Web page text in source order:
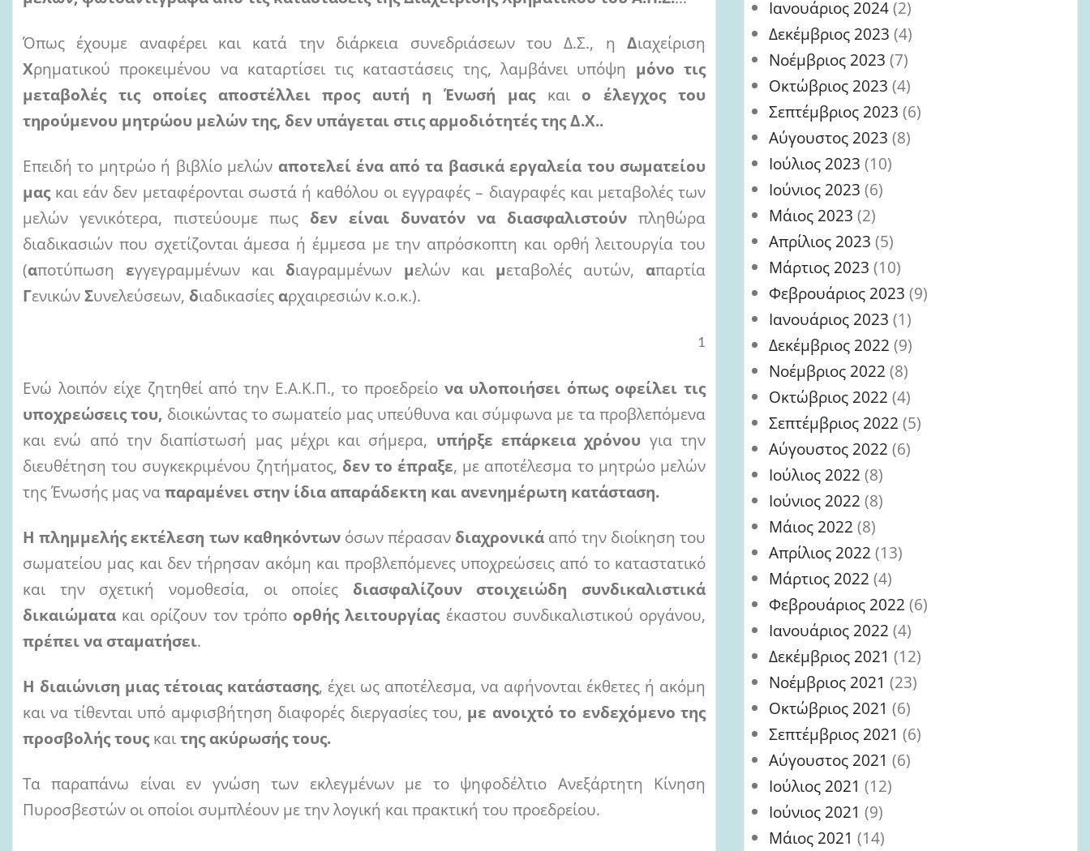
Όπως έχουμε αναφέρει και κατά την διάρκεια συνεδριάσεων του Δ.Σ., η Διαχείριση
Χρηματικού προκειμένου να καταρτίσει τις καταστάσεις της, λαμβάνει υπόψη μόνο τις
μεταβολές τις οποίες αποστέλλει προς αυτή η Ένωσή μας και ο έλεγχος του
τηρούμενου μητρώου μελών της, δεν υπάγεται στις αρμοδιότητές της Δ.Χ..
Επειδή το μητρώο ή βιβλίο μελών αποτελεί ένα από τα βασικά εργαλεία του σωματείου
μας και εάν δεν μεταφέρονται σωστά ή καθόλου οι εγγραφές – διαγραφές και μεταβολές των
μελών γενικότερα, πιστεύουμε πως δεν είναι δυνατόν να διασφαλιστούν πληθώρα
διαδικασιών που σχετίζονται άμεσα ή έμμεσα με την απρόσκοπτη και ορθή λειτουργία του
(αποτύπωσηεγγεγραμμένων και διαγραμμένων μελών και μεταβολές αυτών, απαρτία
Γενικών Συνελεύσεων, διαδικασίες αρχαιρεσιών κ.ο.κ.).
1
Ενώ λοιπόν είχε ζητηθεί από την Ε.Α.Κ.Π., το προεδρείο να υλοποιήσει όπως οφείλει τις
υποχρεώσεις του, διοικώντας το σωματείο μας υπεύθυνα και σύμφωνα με τα προβλεπόμενα
και ενώ από την διαπίστωσή μας μέχρι και σήμερα, υπήρξε επάρκεια χρόνου για την
διευθέτηση του συγκεκριμένου ζητήματος, δεν το έπραξε, με αποτέλεσμα το μητρώο μελών
της Ένωσής μας να παραμένει στην ίδια απαράδεκτη και ανενημέρωτη κατάσταση.
Η πλημμελής εκτέλεση των καθηκόντων όσων πέρασαν διαχρονικά από την διοίκηση του
σωματείου μας και δεν τήρησαν ακόμη και προβλεπόμενες υποχρεώσεις από το καταστατικό
και την σχετική νομοθεσία, οι οποίες διασφαλίζουν στοιχειώδη συνδικαλιστικά
δικαιώματα και ορίζουν τον τρόπο ορθής λειτουργίας έκαστου συνδικαλιστικού οργάνου,
πρέπει να σταματήσει.
Η διαιώνιση μιας τέτοιας κατάστασης, έχει ως αποτέλεσμα, να αφήνονται έκθετες ή ακόμη
και να τίθενται υπό αμφισβήτηση διαφορές διεργασίες του, με ανοιχτό το ενδεχόμενο της
προσβολής τους και της ακύρωσής τους.
Τα παραπάνω είναι εν γνώση των εκλεγμένων με το ψηφοδέλτιο Ανεξάρτητη Κίνηση
Πυροσβεστών οι οποίοι συμπλέουν με την λογική και πρακτική του προεδρείου.
Ιανουάριος 2024(2)
Δεκέμβριος 2023 (4)
Νοέμβριος 2023 (7)
Οκτώβριος 2023 (4)
Σεπτέμβριος 2023 (6)
Αύγουστος 2023 (8)
Ιούλιος 2023 (10)
Ιούνιος 2023 (6)
Μάιος 2023 (2)
Απρίλιος 2023 (5)
Μάρτιος 2023 (10)
Φεβρουάριος 2023 (9)
Ιανουάριος 2023 (1)
Δεκέμβριος 2022 (9)
Νοέμβριος 2022 (8)
Οκτώβριος 2022 (4)
Σεπτέμβριος 2022 (5)
Αύγουστος 2022 (6)
Ιούλιος 2022 (8)
Ιούνιος 2022 (8)
Μάιος 2022 (8)
Απρίλιος 2022 (13)
Μάρτιος 2022 (4)
Φεβρουάριος 2022 (6)
Ιανουάριος 2022 (4)
Δεκέμβριος 2021 (12)
Νοέμβριος 2021 (23)
Οκτώβριος 2021 (6)
Σεπτέμβριος 2021 (6)
Αύγουστος 2021 (6)
Ιούλιος 2021 (12)
Ιούνιος 2021 (9)
Μάιος 2021 (14)